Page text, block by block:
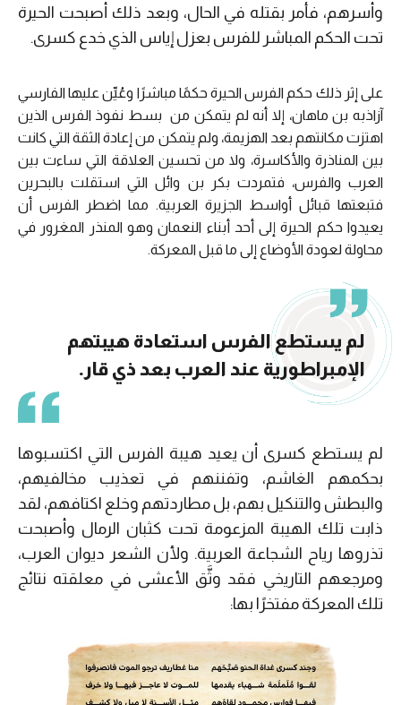
وأسرهم، فأمر بقتله في الحال، وبعد ذلك أصبحت الحيرة
تحت الحكم المباشر للفرس بعزل إياس الذي خدع كسرى.
على إثر ذلك حكم الفرس الحيرة حكمًا مباشرًا وعُيِّن عليها الفارسي
آزاذبه بن ماهان، إلا أنه لم يتمكن من بسط نفوذ الفرس الذين
اهتزت مكانتهم بعد الهزيمة، ولم يتمكن من إعادة الثقة التي كانت
بين المناذرة والأكاسرة، ولا من تحسين العلاقة التي ساءت بين
العرب والفرس، فتمردت بكر بن وائل التي استقلت بالبحرين
فتبعتها قبائل أواسط الجزيرة العربية. مما اضطر الفرس أن
يعيدوا حكم الحيرة إلى أحد أبناء النعمان وهو المنذر المغرور في
محاولة لعودة الأوضاع إلى ما قبل المعركة.
لم يستطع الفرس استعادة هيبتهم
الإمبراطورية عند العرب بعد ذي قار.
لم يستطع كسرى أن يعيد هيبة الفرس التي اكتسبوها
بحكمهم الغاشم، وتفننهم في تعذيب مخالفيهم،
والبطش والتنكيل بهم، بل مطاردتهم وخلع اكتافهم، لقد
ذابت تلك الهيبة المزعومة تحت كثبان الرمال وأصبحت
تذروها رياح الشجاعة العربية. ولأن الشعر ديوان العرب،
ومرجعهم التاريخي فقد وثَّق الأعشى في معلقته نتائج
تلك المعركة مفتخرًا بها: